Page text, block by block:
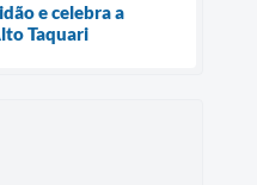
e celebra a
Taquari